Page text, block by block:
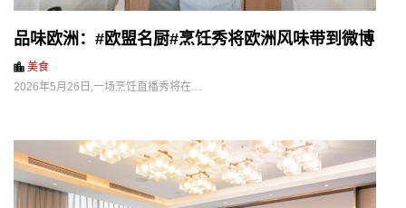
品味欧洲：#欧盟名厨#烹饪秀将欧洲风味带到微博
美食
2026年5月26日,一场烹饪直播秀将在…